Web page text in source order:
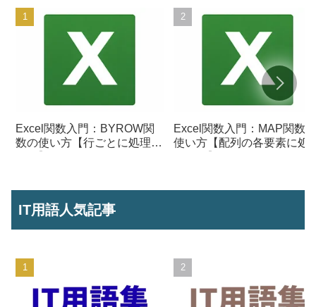
Excel関数入門：BYROW関
数の使い方【行ごとに処理を
Excel関数入門：MAP関数の
使い方【配列の各要素に処
IT用語人気記事